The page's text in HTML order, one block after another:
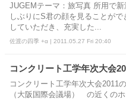
JUGEMテーマ：旅写真 所用で新
しぶりにS君の顔を見ることが
していただき、充実した...
佐渡の四季 +α | 2011.05.27 Fri 20:40
コンクリート工学年次大会
コンクリート工学年次大会
（大阪国際会議場） の近くの